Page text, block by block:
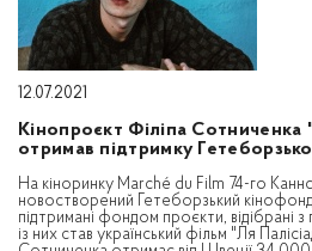
12.07.2021
Кінопроєкт Філіпа Сотниченка
отримав підтримку
На кіноринку Marché du Film 74-го
новостворений Гетеборзький
підтримані фондом проєкти, відібрані
із них став український фільм "Ля